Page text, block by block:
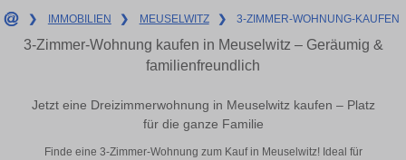
❯ IMMOBILIEN ❯ MEUSELWITZ ❯ 3-ZIMMER-WOHNUNG-KAUFEN
3-Zimmer-Wohnung kaufen in Meuselwitz – Geräumig &
familienfreundlich
Jetzt eine Dreizimmerwohnung in Meuselwitz kaufen – Platz
für die ganze Familie
Finde eine 3-Zimmer-Wohnung zum Kauf in Meuselwitz! Ideal für